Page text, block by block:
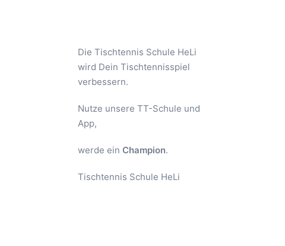
Die Tischtennis Schule HeLi
wird Dein Tischtennisspiel
verbessern.
Nutze unsere TT-Schule und
App,
werde ein Champion.
Tischtennis Schule HeLi